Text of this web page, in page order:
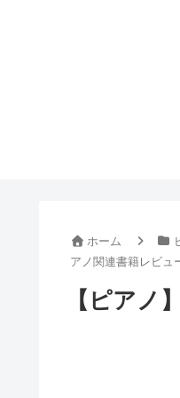
ホーム
アノ関連書籍レビュ
【ピアノ